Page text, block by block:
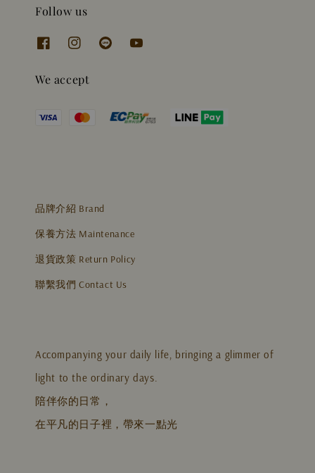
Follow us
We accept
品牌介紹 Brand
保養方法 Maintenance
退貨政策 Return Policy
聯繫我們 Contact Us
Accompanying your daily life, bringing a glimmer of
light to the ordinary days.
陪伴你的日常，
在平凡的日子裡，帶來一點光